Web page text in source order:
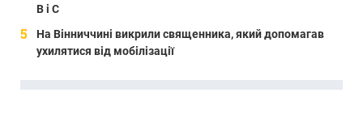
В і С
На Вінниччині викрили священника, який допомагав
ухилятися від мобілізації